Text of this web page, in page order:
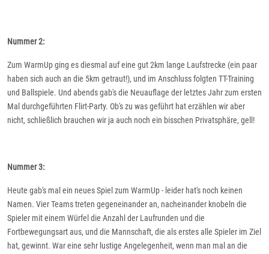
Nummer 2:
Zum WarmUp ging es diesmal auf eine gut 2km lange Laufstrecke (ein paar
haben sich auch an die 5km getraut!), und im Anschluss folgten TT-Training
und Ballspiele. Und abends gab's die Neuauflage der letztes Jahr zum ersten
Mal durchgeführten Flirt-Party. Ob's zu was geführt hat erzählen wir aber
nicht, schließlich brauchen wir ja auch noch ein bisschen Privatsphäre, gell!
Nummer 3:
Heute gab's mal ein neues Spiel zum WarmUp - leider hat's noch keinen
Namen. Vier Teams treten gegeneinander an, nacheinander knobeln die
Spieler mit einem Würfel die Anzahl der Laufrunden und die
Fortbewegungsart aus, und die Mannschaft, die als erstes alle Spieler im Ziel
hat, gewinnt. War eine sehr lustige Angelegenheit, wenn man mal an die